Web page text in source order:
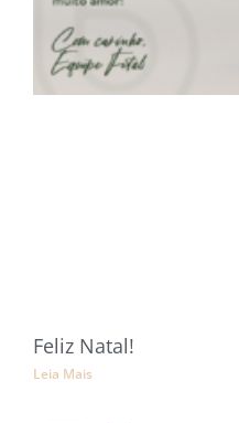
Feliz Natal!
Leia Mais